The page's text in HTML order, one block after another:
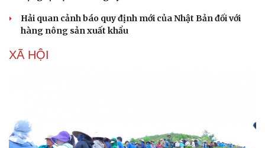
Sức khỏe
Dinh dưỡng - món ngon
Nhà đẹp
Hải quan cảnh báo quy định mới của Nhật Bản đối với
hàng nông sản xuất khẩu
XÃ HỘI